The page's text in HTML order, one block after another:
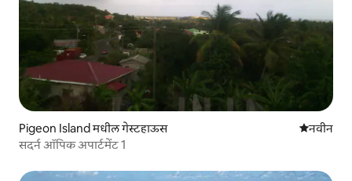
Pigeon Island मधील गेस्टहाऊस नवीननवीन
सदर्न ऑपिक अपार्टमेंट 1